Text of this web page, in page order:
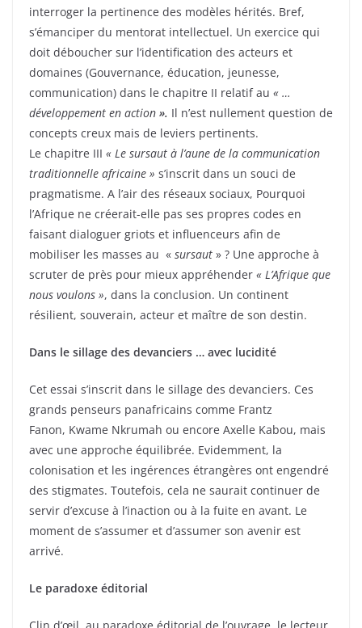
interroger la pertinence des modèles hérités. Bref,
s’émanciper du mentorat intellectuel. Un exercice qui
doit déboucher sur l’identification des acteurs et
domaines (Gouvernance, éducation, jeunesse,
communication) dans le chapitre II relatif au « …
développement en action ». Il n’est nullement question de
concepts creux mais de leviers pertinents.
Le chapitre III « Le sursaut à l’aune de la communication
traditionnelle africaine » s’inscrit dans un souci de
pragmatisme. A l’air des réseaux sociaux, Pourquoi
l’Afrique ne créerait-elle pas ses propres codes en
faisant dialoguer griots et influenceurs afin de
mobiliser les masses au « sursaut » ? Une approche à
scruter de près pour mieux appréhender « L’Afrique que
nous voulons », dans la conclusion. Un continent
résilient, souverain, acteur et maître de son destin.
Dans le sillage des devanciers … avec lucidité
Cet essai s’inscrit dans le sillage des devanciers. Ces
grands penseurs panafricains comme Frantz
Fanon, Kwame Nkrumah ou encore Axelle Kabou, mais
avec une approche équilibrée. Evidemment, la
colonisation et les ingérences étrangères ont engendré
des stigmates. Toutefois, cela ne saurait continuer de
servir d’excuse à l’inaction ou à la fuite en avant. Le
moment de s’assumer et d’assumer son avenir est
arrivé.
Le paradoxe éditorial
Clin d’œil au paradoxe éditorial de l’ouvrage, le lecteur